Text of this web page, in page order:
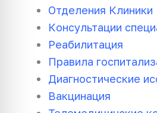
Отделения Клиники
Консультации
Реабилитация
Правила
Диагностические
Вакцинация